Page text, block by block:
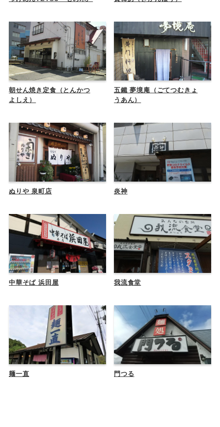
朝せん焼き定食（とんかつ
よしえ）
五鐵 夢境庵（ごてつむきょ
うあん）
ぬりや 泉町店 炎神
中華そば 浜田屋 我流食堂
麺一直 門つる